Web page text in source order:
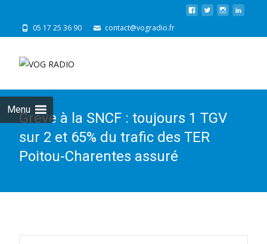
05 17 25 36 90 contact@vogradio.fr
Menu
Grève à la SNCF : toujours 1 TGV
sur 2 et 65% du trafic des TER
Poitou-Charentes assuré